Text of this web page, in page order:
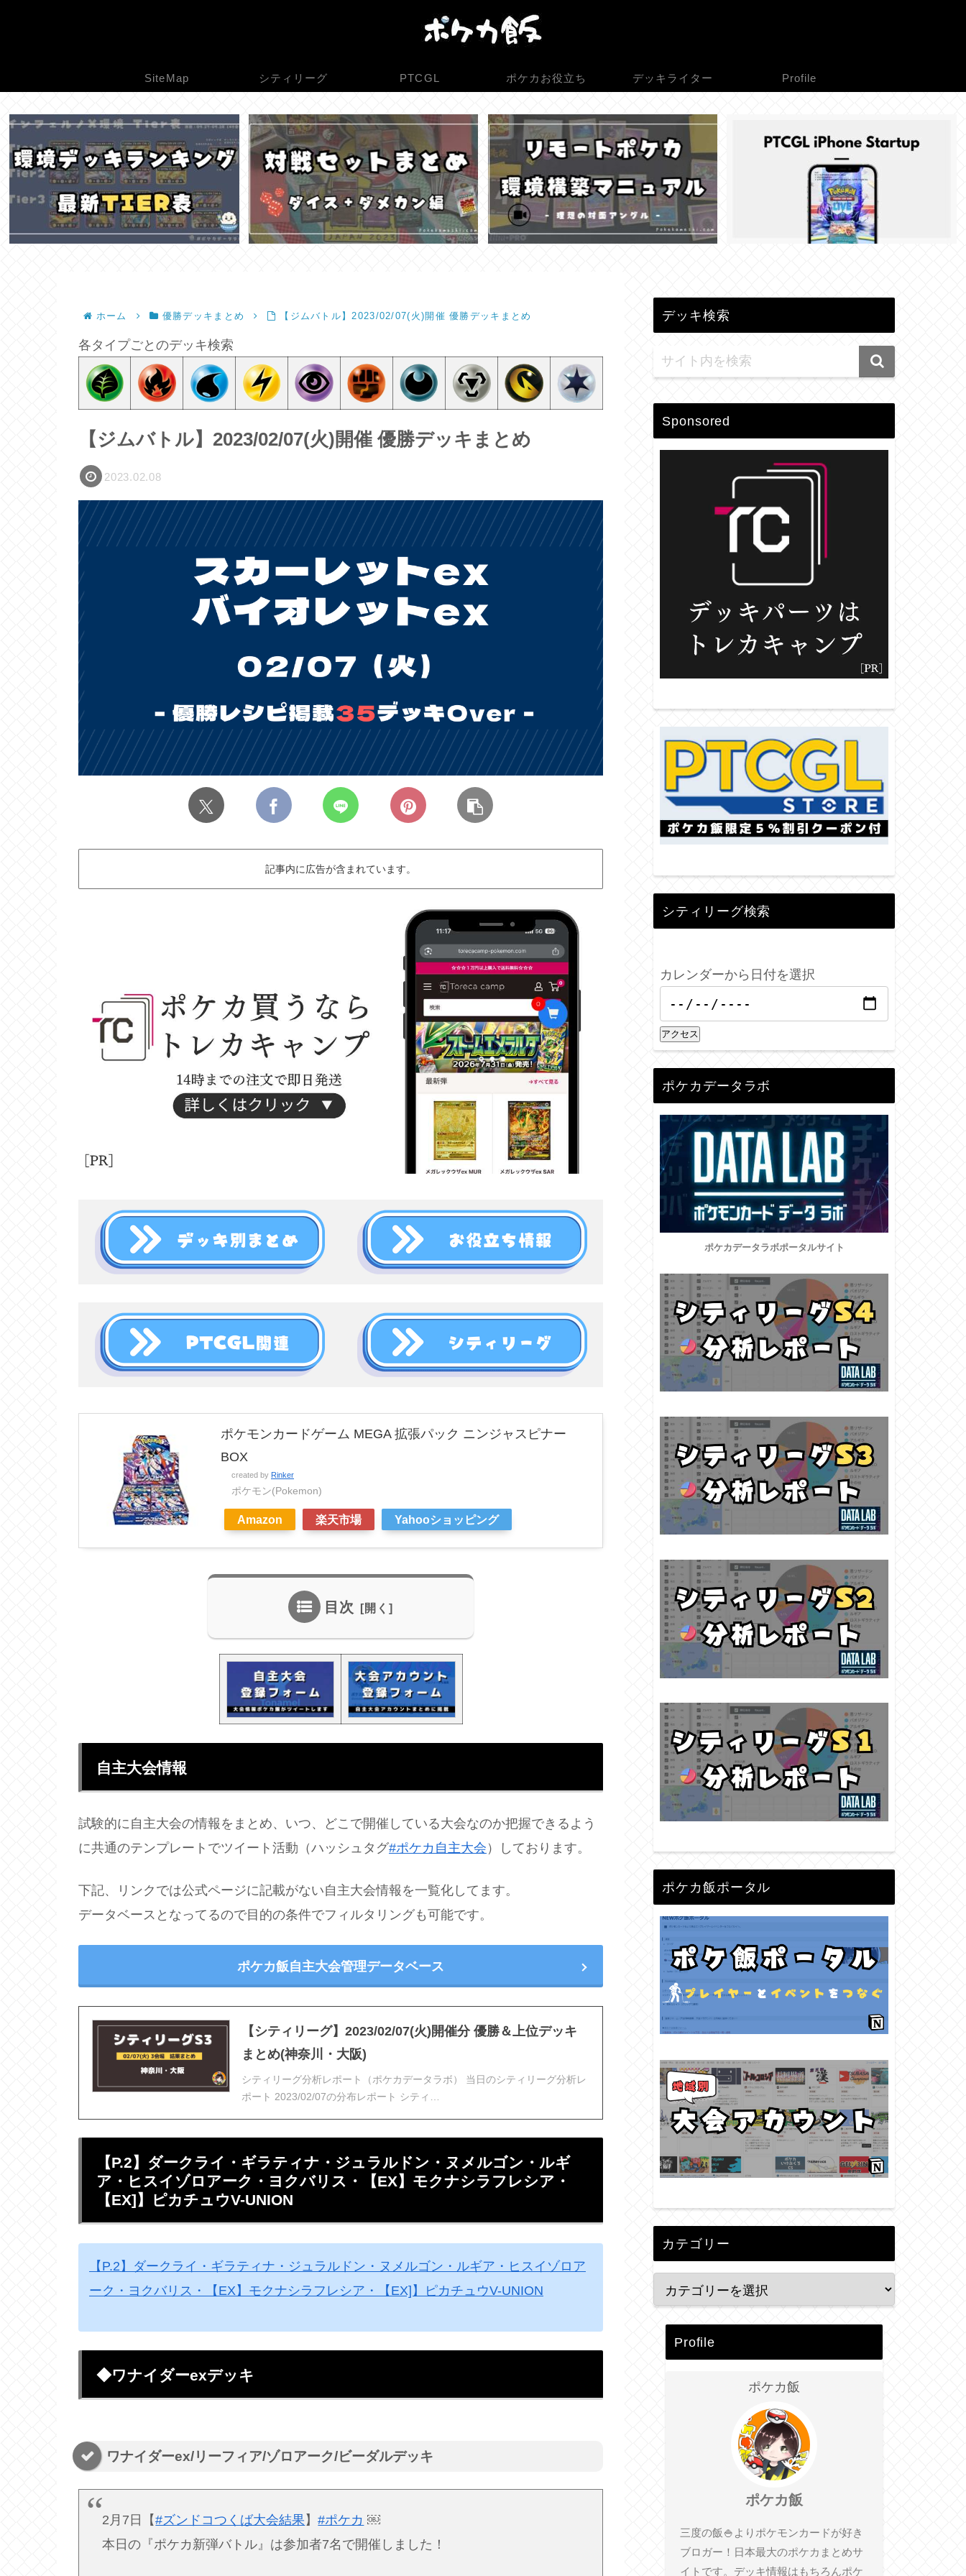
SiteMap シティリーグ PTCGL ポケカお役立ち デッキライター Profile
ホーム 優勝デッキまとめ 【ジムバトル】2023/02/07(火)開催 優勝デッキまとめ
各タイプごとのデッキ検索
【ジムバトル】2023/02/07(火)開催 優勝デッキまとめ
2023.02.08
記事内に広告が含まれています。
ポケモンカードゲーム MEGA 拡張パック ニンジャスピナー
BOX
created by Rinker
ポケモン(Pokemon)
Amazon 楽天市場 Yahooショッピング
目次
自主大会情報
試験的に自主大会の情報をまとめ、いつ、どこで開催している大会なのか把握できるよう
に共通のテンプレートでツイート活動（ハッシュタグ#ポケカ自主大会 ）しております。
下記、リンクでは公式ページに記載がない自主大会情報を一覧化してます。
データベースとなってるので目的の条件でフィルタリングも可能です。
ポケカ飯自主大会管理データベース
【シティリーグ】2023/02/07(火)開催分 優勝＆上位デッキ
まとめ(神奈川・大阪)
シティリーグ分析レポート（ポケカデータラボ） 当日のシティリーグ分析レ
ポート 2023/02/07の分布レポート シティ…
【P.2】ダークライ・ギラティナ・ジュラルドン・ヌメルゴン・ルギ
ア・ヒスイゾロアーク・ヨクバリス・【EX】モクナシラフレシア・
【EX]】ピカチュウV-UNION
【P.2】ダークライ・ギラティナ・ジュラルドン・ヌメルゴン・ルギア・ヒスイゾロア
ーク・ヨクバリス・【EX】モクナシラフレシア・【EX]】ピカチュウV-UNION
◆ワナイダーexデッキ
ワナイダーex/リーフィア/ゾロアーク/ビーダルデッキ
2月7日【#ズンドコつくば大会結果 】#ポケカ ￼
本日の『ポケカ新弾バトル』は参加者7名で開催しました！
デッキ検索
Sponsored
シティリーグ検索
カレンダーから日付を選択
アクセス
ポケカデータラボ
ポケカデータラボポータルサイト
ポケカ飯ポータル
カテゴリー
Profile
ポケカ飯
ポケカ飯
三度の飯🍚よりポケモンカードが好き
ブロガー！日本最大のポケカまとめサ
イトです。デッキ情報はもちろんポケ